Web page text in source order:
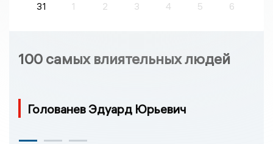
31
1 2 3 4 5 6
100 самых влиятельных людей
Голованев Эдуард Юрьевич